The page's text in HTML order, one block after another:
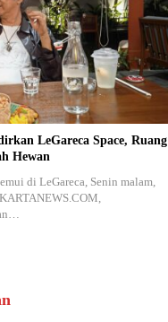
LeGareca Space, Ruang
Hewan
di LeGareca, Senin malam,